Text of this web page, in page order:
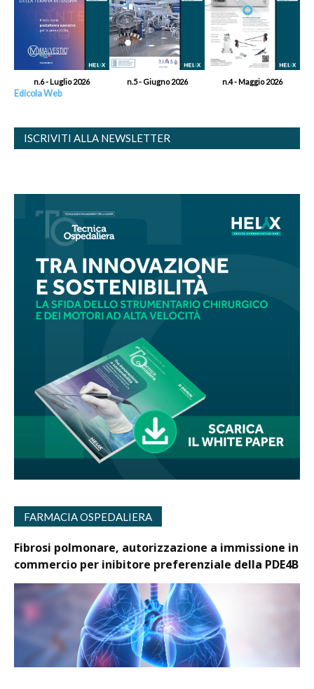
n.6 - Luglio 2026 n.5 - Giugno 2026 n.4 - Maggio 2026
Edicola Web
ISCRIVITI ALLA NEWSLETTER
FARMACIA OSPEDALIERA
Fibrosi polmonare, autorizzazione a immissione in
commercio per inibitore preferenziale della PDE4B